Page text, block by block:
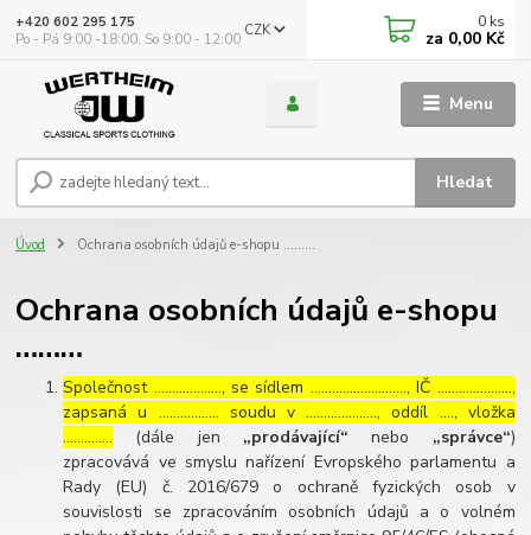
Menu
CZK
Hledat
+420 602 295 175
Po - Pá 9:00 -18:00, So 9:00 - 12:00
0 ks
za 0,00 Kč
Úvod Ochrana osobních údajů e-shopu ………
Ochrana osobních údajů e-shopu
………
Společnost ………………., se sídlem ………………………, IČ …………………,
zapsaná u …………….. soudu v ……………….., oddíl …., vložka
………….. (dále jen „prodávající“ nebo „správce“)
zpracovává ve smyslu nařízení Evropského parlamentu a
Rady (EU) č. 2016/679 o ochraně fyzických osob v
souvislosti se zpracováním osobních údajů a o volném